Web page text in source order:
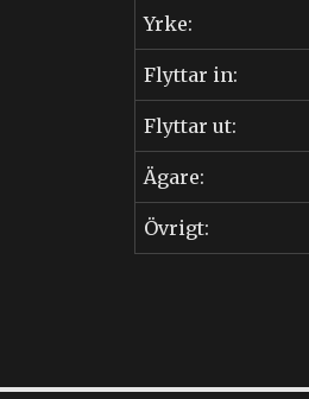
Yrke:
Flyttar in:
Flyttar ut:
Ägare:
Övrigt: